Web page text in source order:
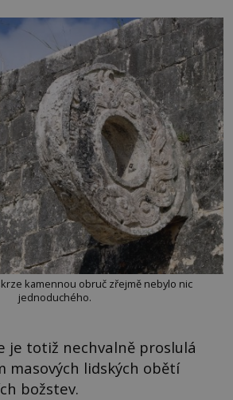
kamennou obruč zřejmě nebylo nic
jednoduchého.
je totiž nechvalně proslulá
masových lidských obětí
božstev.